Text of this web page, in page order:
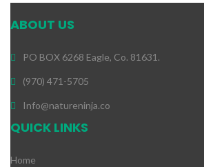
ABOUT US
PO BOX 6268 Eagle, Co. 81631.
(970) 471-5705
Info@natureninja.co
QUICK LINKS
Home